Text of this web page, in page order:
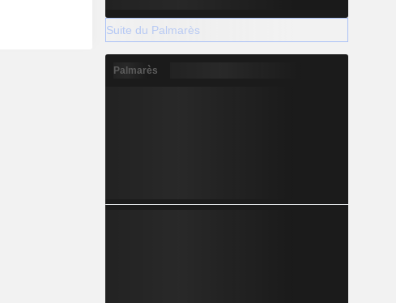
Suite du Palmarès
Palmarès